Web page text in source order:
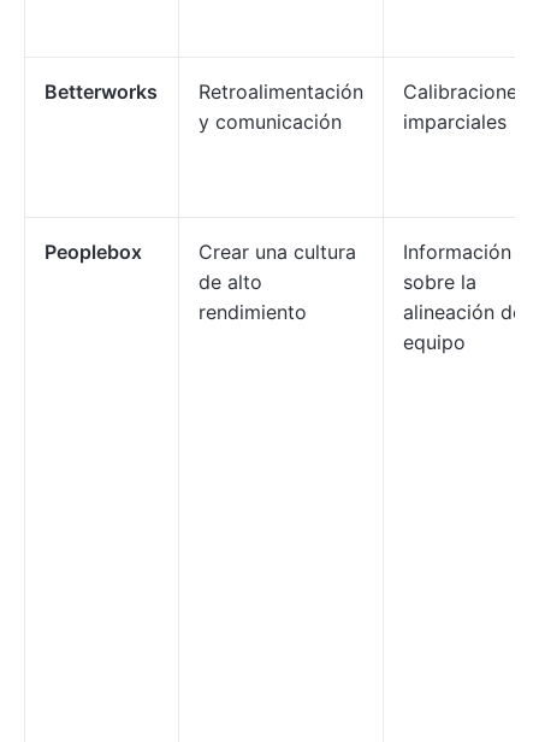
Betterworks
Retroalimentación
y comunicación
Calibraciones
imparciales
Peoplebox
Crear una cultura
de alto
rendimiento
Información
sobre la
alineación del
equipo